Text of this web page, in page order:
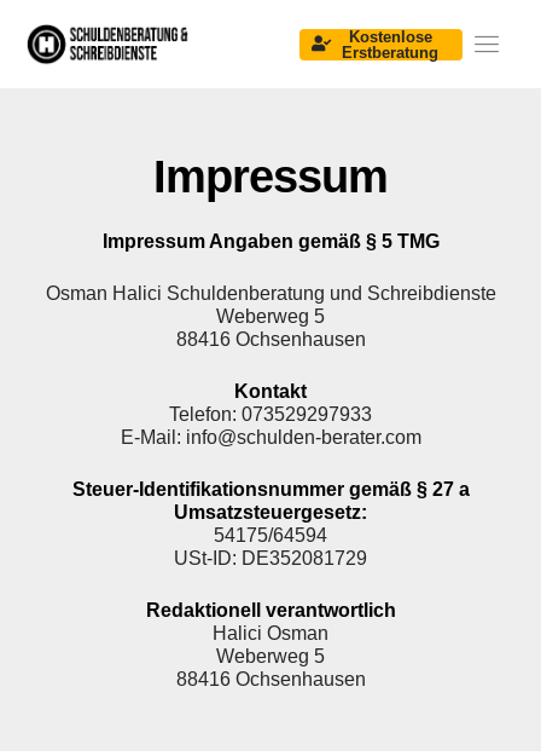
Startseite
Informationen & Downloads
Kostenlose
Erstberatung
Impressum
Impressum Angaben gemäß § 5 TMG
Osman Halici Schuldenberatung und Schreibdienste
Weberweg 5
88416 Ochsenhausen
Kontakt
Telefon: 073529297933
E-Mail: info@schulden-berater.com
Steuer-Identifikationsnummer gemäß § 27 a
Umsatzsteuergesetz:
54175/64594
USt-ID: DE352081729
Redaktionell verantwortlich
Halici Osman
Weberweg 5
88416 Ochsenhausen